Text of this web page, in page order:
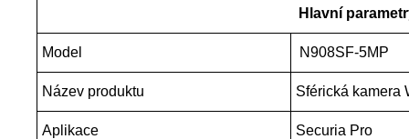
Hlavní
Model N908SF-5MP
Název produktu Sférická kamera
Aplikace Securia Pro